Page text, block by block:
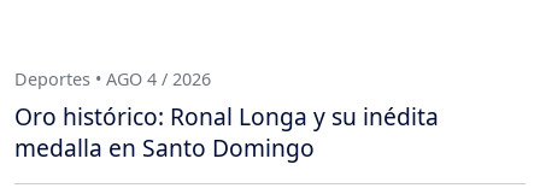
Deportes • AGO 4 / 2026
Oro histórico: Ronal Longa y su inédita
medalla en Santo Domingo